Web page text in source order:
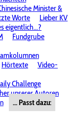
Minister &
Worte
Lieber KV
eigentlich...?
Fundgrube
Hörtexte
Video-
Challenge
unserer Autoren
... Passt dazu: